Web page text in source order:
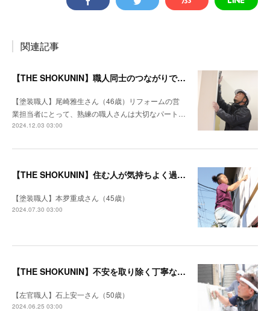
関連記事
【THE SHOKUNIN】職人同士のつながりでどんな仕事も工期を守る
【塗装職人】尾崎雅生さん（46歳）リフォームの営
業担当者にとって、熟練の職人さんは大切なパート…
2024.12.03 03:00
【THE SHOKUNIN】住む人が気持ちよく過ごせる空間になるように
【塗装職人】本夛重成さん（45歳）
2024.07.30 03:00
【THE SHOKUNIN】不安を取り除く丁寧な打ち合わせ 施主を笑顔にするリフォームを目指す
【左官職人】石上安一さん（50歳）
2024.06.25 03:00